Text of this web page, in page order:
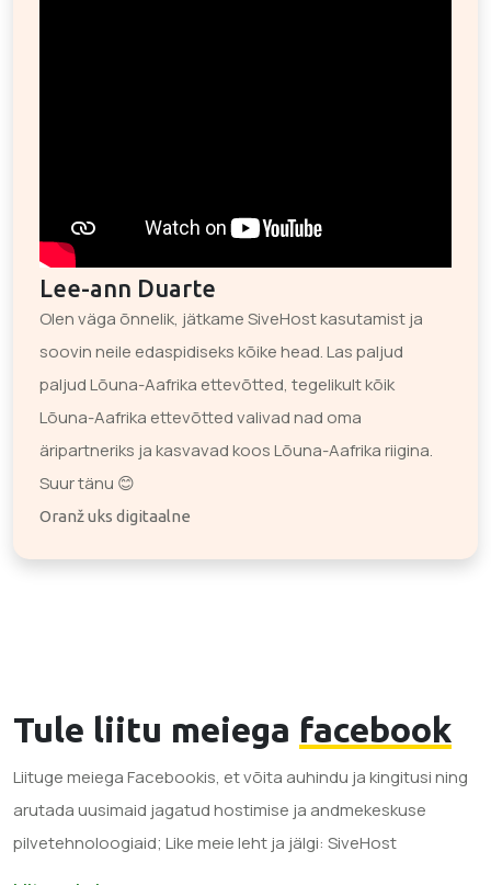
Lee-ann Duarte
Olen väga õnnelik, jätkame SiveHost kasutamist ja
soovin neile edaspidiseks kõike head. Las paljud
paljud Lõuna-Aafrika ettevõtted, tegelikult kõik
Lõuna-Aafrika ettevõtted valivad nad oma
äripartneriks ja kasvavad koos Lõuna-Aafrika riigina.
Suur tänu 😊
Oranž uks digitaalne
Tule liitu meiega facebook
Liituge meiega Facebookis, et võita auhindu ja kingitusi ning
arutada uusimaid jagatud hostimise ja andmekeskuse
pilvetehnoloogiaid; Like meie leht ja jälgi: SiveHost